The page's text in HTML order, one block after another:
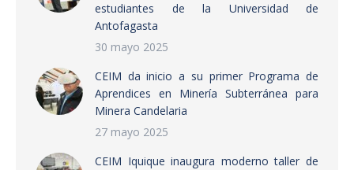
estudiantes de la Universidad de
Antofagasta
30 mayo 2025
CEIM da inicio a su primer Programa de
Aprendices en Minería Subterránea para
Minera Candelaria
27 mayo 2025
CEIM Iquique inaugura moderno taller de